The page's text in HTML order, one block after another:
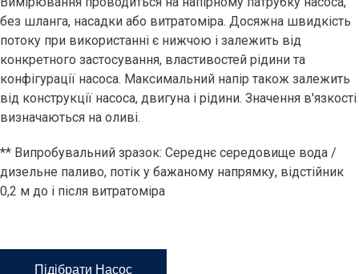
без шланга, насадки або витратоміра. Досяжна швидкість
потоку при використанні є нижчою і залежить від
конкретного застосування, властивостей рідини та
конфігурації насоса. Максимальний напір також залежить
від конструкції насоса, двигуна і рідини. Значення в'язкості
визначаються на оливі.
** Випробувальний зразок: Середнє середовище вода /
дизельне паливо, потік у бажаному напрямку, відстійник
0,2 м до і після витратоміра
Підібрати Насос